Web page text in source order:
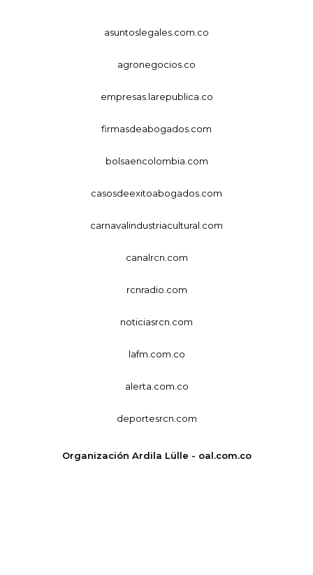
asuntoslegales.com.co
agronegocios.co
empresas.larepublica.co
firmasdeabogados.com
bolsaencolombia.com
casosdeexitoabogados.com
carnavalindustriacultural.com
canalrcn.com
rcnradio.com
noticiasrcn.com
lafm.com.co
alerta.com.co
deportesrcn.com
Organización Ardila Lülle - oal.com.co